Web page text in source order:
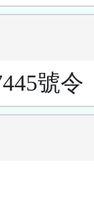
號令